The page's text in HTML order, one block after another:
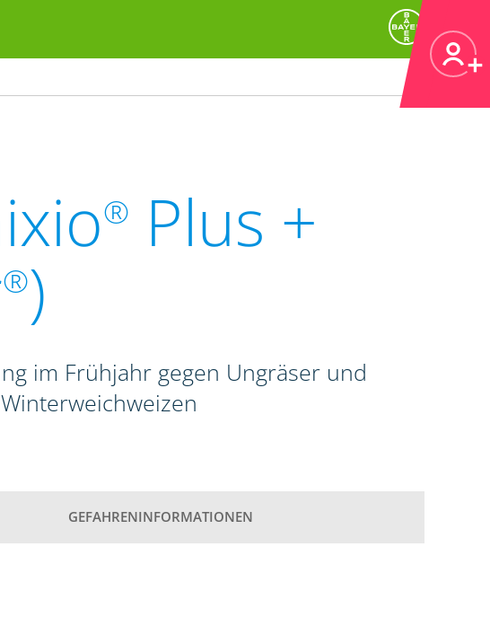
® Plus +
®)
im Frühjahr gegen Ungräser und
GEFAHRENINFORMATIONEN